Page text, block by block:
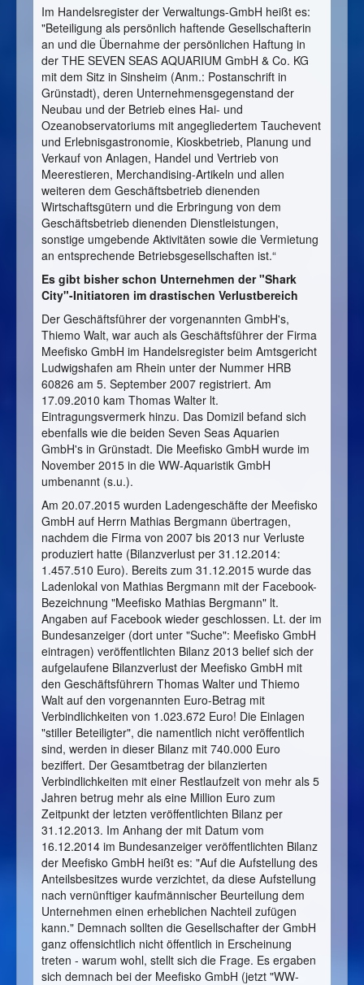
Im Handelsregister der Verwaltungs-GmbH heißt es:
"Beteiligung als persönlich haftende Gesellschafterin
an und die Übernahme der persönlichen Haftung in
der THE SEVEN SEAS AQUARIUM GmbH & Co. KG
mit dem Sitz in Sinsheim (Anm.: Postanschrift in
Grünstadt), deren Unternehmensgegenstand der
Neubau und der Betrieb eines Hai- und
Ozeanobservatoriums mit angegliedertem Tauchevent
und Erlebnisgastronomie, Kioskbetrieb, Planung und
Verkauf von Anlagen, Handel und Vertrieb von
Meerestieren, Merchandising-Artikeln und allen
weiteren dem Geschäftsbetrieb dienenden
Wirtschaftsgütern und die Erbringung von dem
Geschäftsbetrieb dienenden Dienstleistungen,
sonstige umgebende Aktivitäten sowie die Vermietung
an entsprechende Betriebsgesellschaften ist.“
Es gibt bisher schon Unternehmen der "Shark
City"-Initiatoren im drastischen Verlustbereich
Der Geschäftsführer der vorgenannten GmbH's,
Thiemo Walt, war auch als Geschäftsführer der Firma
Meefisko GmbH im Handelsregister beim Amtsgericht
Ludwigshafen am Rhein unter der Nummer HRB
60826 am 5. September 2007 registriert. Am
17.09.2010 kam Thomas Walter lt.
Eintragungsvermerk hinzu. Das Domizil befand sich
ebenfalls wie die beiden Seven Seas Aquarien
GmbH's in Grünstadt. Die Meefisko GmbH wurde im
November 2015 in die WW-Aquaristik GmbH
umbenannt (s.u.).
Am 20.07.2015 wurden Ladengeschäfte der Meefisko
GmbH auf Herrn Mathias Bergmann übertragen,
nachdem die Firma von 2007 bis 2013 nur Verluste
produziert hatte (Bilanzverlust per 31.12.2014:
1.457.510 Euro). Bereits zum 31.12.2015 wurde das
Ladenlokal von Mathias Bergmann mit der Facebook-
Bezeichnung "Meefisko Mathias Bergmann" lt.
Angaben auf Facebook wieder geschlossen. Lt. der im
Bundesanzeiger (dort unter "Suche": Meefisko GmbH
eintragen) veröffentlichten Bilanz 2013 belief sich der
aufgelaufene Bilanzverlust der Meefisko GmbH mit
den Geschäftsführern Thomas Walter und Thiemo
Walt auf den vorgenannten Euro-Betrag mit
Verbindlichkeiten von 1.023.672 Euro! Die Einlagen
"stiller Beteiligter", die namentlich nicht veröffentlich
sind, werden in dieser Bilanz mit 740.000 Euro
beziffert. Der Gesamtbetrag der bilanzierten
Verbindlichkeiten mit einer Restlaufzeit von mehr als 5
Jahren betrug mehr als eine Million Euro zum
Zeitpunkt der letzten veröffentlichten Bilanz per
31.12.2013. Im Anhang der mit Datum vom
16.12.2014 im Bundesanzeiger veröffentlichten Bilanz
der Meefisko GmbH heißt es: "Auf die Aufstellung des
Anteilsbesitzes wurde verzichtet, da diese Aufstellung
nach vernünftiger kaufmännischer Beurteilung dem
Unternehmen einen erheblichen Nachteil zufügen
kann." Demnach sollten die Gesellschafter der GmbH
ganz offensichtlich nicht öffentlich in Erscheinung
treten - warum wohl, stellt sich die Frage. Es ergaben
sich demnach bei der Meefisko GmbH (jetzt "WW-